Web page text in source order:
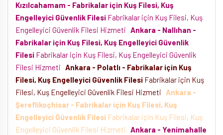
Kızılcahamam - Fabrikalar için Kuş Filesi, Kuş
Engelleyici Güvenlik Filesi Fabrikalar için Kuş Filesi, Kuş
Engelleyici Güvenlik Filesi Hizmeti Ankara - Nallıhan -
Fabrikalar için Kuş Filesi, Kuş Engelleyici Güvenlik
Filesi Fabrikalar için Kuş Filesi, Kuş Engelleyici Güvenlik
Filesi Hizmeti Ankara - Polatlı - Fabrikalar için Kuş
Filesi, Kuş Engelleyici Güvenlik Filesi Fabrikalar için Kuş
Filesi, Kuş Engelleyici Güvenlik Filesi Hizmeti
Ankara -
Şereflikoçhisar - Fabrikalar için Kuş Filesi, Kuş
Engelleyici Güvenlik Filesi Fabrikalar için Kuş Filesi, Kuş
Engelleyici Güvenlik Filesi Hizmeti Ankara - Yenimahalle